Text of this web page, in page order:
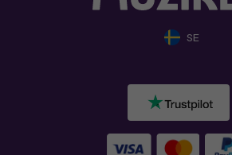
SE